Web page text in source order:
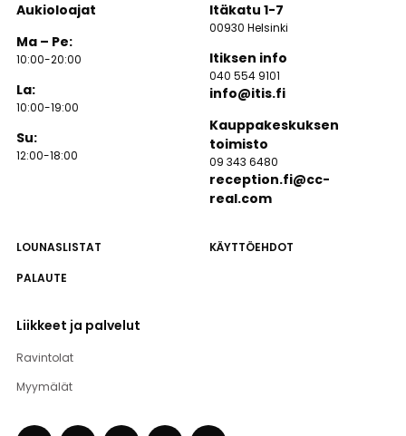
LOUNASLISTAT
KÄYTTÖEHDOT
PALAUTE
Liikkeet ja palvelut
Ravintolat
Myymälät
Aukioloajat
Ma – Pe:
10:00-20:00
La:
10:00-19:00
Su:
12:00-18:00
Itäkatu 1-7
00930 Helsinki
Itiksen info
040 554 9101
info@itis.fi
Kauppakeskuksen
toimisto
09 343 6480
reception.fi@cc-
real.com